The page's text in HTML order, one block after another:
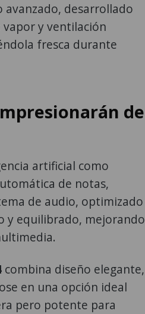
desarrollado
vapor y ventilación
fresca durante
de
artificial como
de notas,
de audio, optimizado
y equilibrado, mejorando
combina diseño elegante,
en una opción ideal
pero potente para